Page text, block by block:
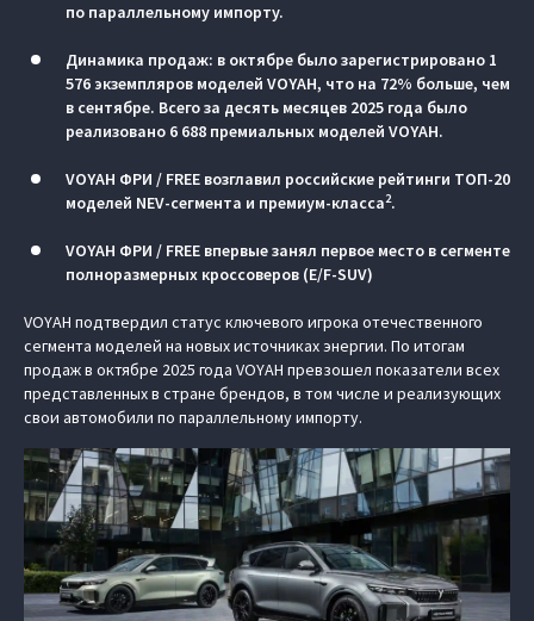
по параллельному импорту.
Динамика продаж: в октябре было зарегистрировано 1
576 экземпляров моделей VOYAH, что на 72% больше, чем
в сентябре. Всего за десять месяцев 2025 года было
реализовано 6 688 премиальных моделей VOYAH.
VOYAH ФРИ / FREE возглавил российские рейтинги ТОП-20
моделей NEV-сегмента и премиум-класса2.
VOYAH ФРИ / FREE впервые занял первое место в сегменте
полноразмерных кроссоверов (E/F-SUV)
VOYAH подтвердил статус ключевого игрока отечественного
сегмента моделей на новых источниках энергии. По итогам
продаж в октябре 2025 года VOYAH превзошел показатели всех
представленных в стране брендов, в том числе и реализующих
свои автомобили по параллельному импорту.